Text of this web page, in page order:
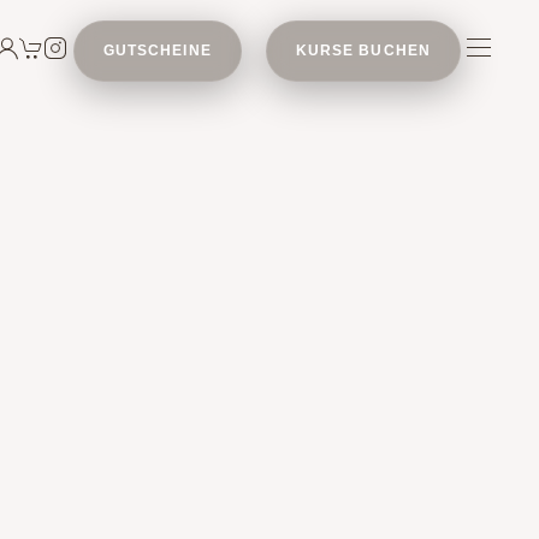
GUTSCHEINE KURSE BUCHEN